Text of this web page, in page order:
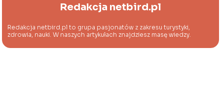
Redakcja netbird.pl
Redakcja netbird.pl to grupa pasjonatów z zakresu turystyki,
zdrowia, nauki. W naszych artykułach znajdziesz masę wiedzy.